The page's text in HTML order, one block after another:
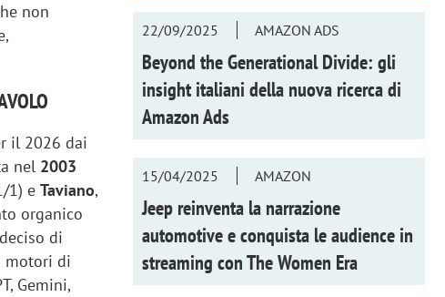
non
il 2026 dai
nel 2003
1) eTaviano,
organico
di
motori di
Gemini,
22/09/2025 AMAZON ADS
Beyond the Generational Divide: gli
insight italiani della nuova ricerca di
Amazon Ads
15/04/2025 AMAZON
Jeep reinventa la narrazione
automotive e conquista le audience in
streaming conThe Women Era